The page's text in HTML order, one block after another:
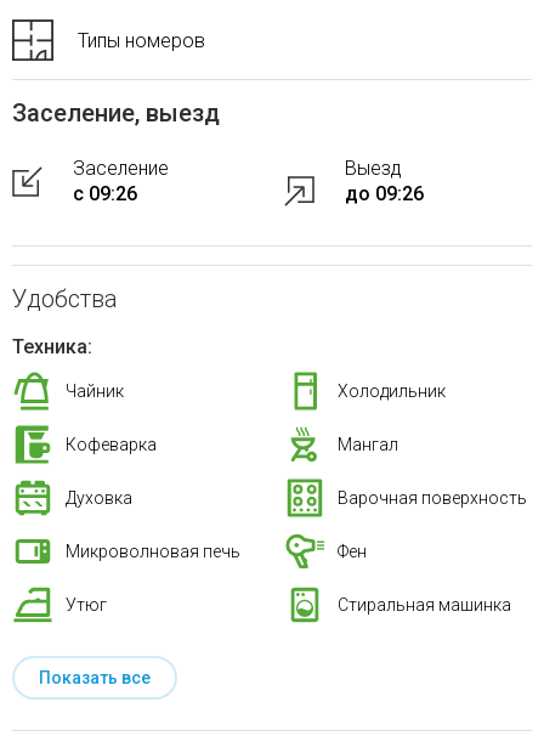
Типы номеров
Заселение, выезд
Заселение
с 09:26
Выезд
до 09:26
Удобства
Техника:
Чайник Холодильник
Кофеварка Мангал
Духовка Варочная поверхность
Микроволновая печь Фен
Утюг Стиральная машинка
Показать все